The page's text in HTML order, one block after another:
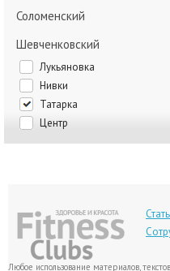
Соломенский
Шевченковский
Лукьяновка
Нивки
Татарка
Центр
Любое использование материалов,